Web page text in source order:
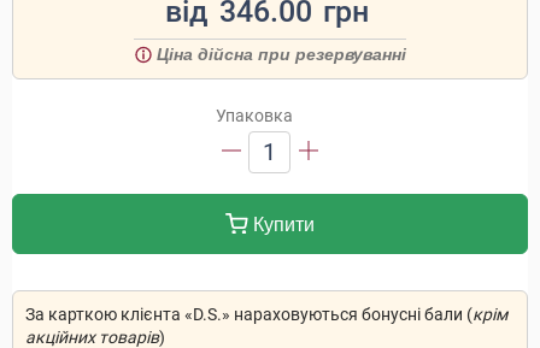
від 346.00 грн
Ціна дійсна при резервуванні
Упаковка
1
Купити
За карткою клієнта «D.S.» нараховуються бонусні бали (крім
акційних товарів)